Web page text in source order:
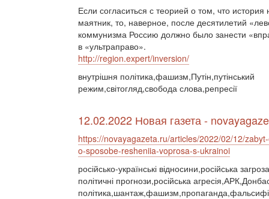
Если согласиться с теорией о том, что
маятник, то, наверное, после десятилетий
коммунизма Россию должно было занести
в «ультраправо».
http://region.expert/inversion/
внутрішня політика,фашизм,Путін,путінський
режим,світогляд,свобода слова,репресії
12.02.2022 Новая газета -
https://novayagazeta.ru/articles/2022/02/12/
o-sposobe-resheniia-voprosa-s-ukrainoi
російсько-українські відносини,російська
політичні прогнози,російська